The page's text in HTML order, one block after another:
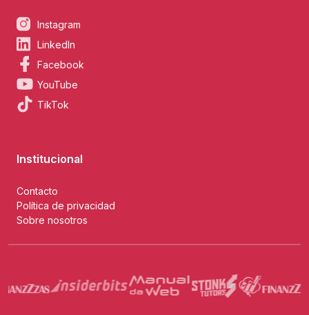
Instagram
LinkedIn
Facebook
YouTube
TikTok
Institucional
Contacto
Política de privacidad
Sobre nosotros